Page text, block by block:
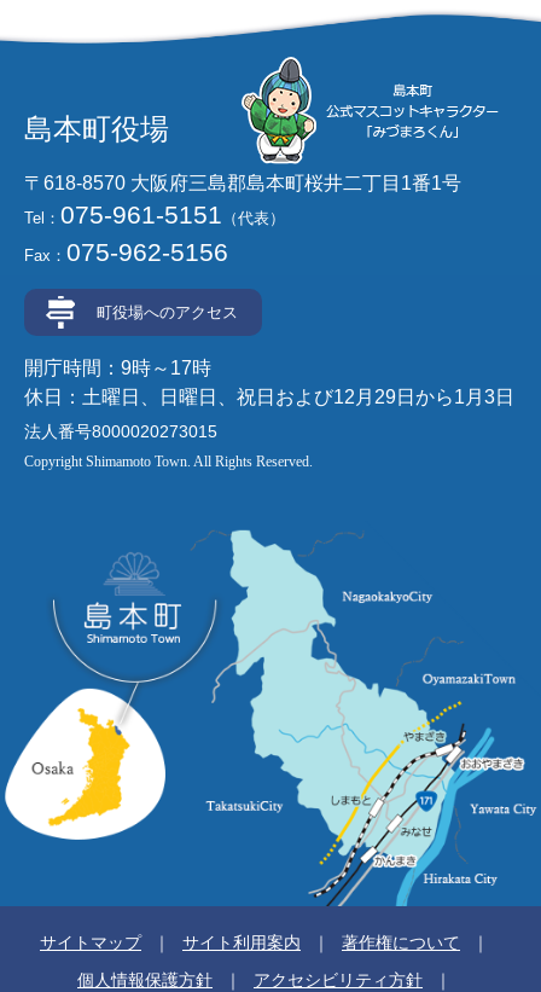
島本町役場
〒618-8570 大阪府三島郡島本町桜井二丁目1番1号
Tel： 075-961-5151 （代表）
Fax： 075-962-5156
町役場へのアクセス
開庁時間：9時～17時
休日：土曜日、日曜日、祝日および12月29日から1月3日
法人番号8000020273015
Copyright Shimamoto Town. All Rights Reserved.
サイトマップ サイト利用案内
著作権について
個人情報保護方針
アクセシビリティ方針